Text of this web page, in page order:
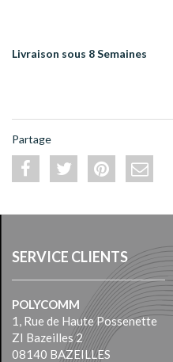
Livraison sous 8 Semaines
Partage
SERVICE CLIENTS
POLYCOMM
1, Rue de Haute Possenette
ZI Bazeilles 2
08140 BAZEILLES